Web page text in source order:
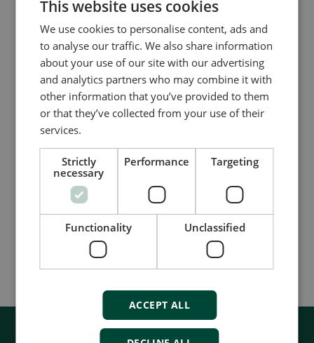
Multi-function synchroscope
CSQ-3
Multi-function precision LED
synchroscope
Easy push-button programming of all
set points
Very high user safety
This website uses cookies
We use cookies to personalise content, ads and
to analyse our traffic. We also share information
about your use of our site with our advertising
and analytics partners who may combine it with
other information that you’ve provided to them
or that they’ve collected from your use of their
services.
Strictly
necessary
Performance Targeting
Functionality Unclassified
ACCEPT ALL